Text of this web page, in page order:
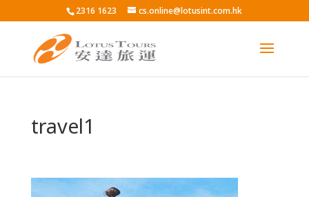
2316 1623 cs.online@lotusint.com.hk
travel1